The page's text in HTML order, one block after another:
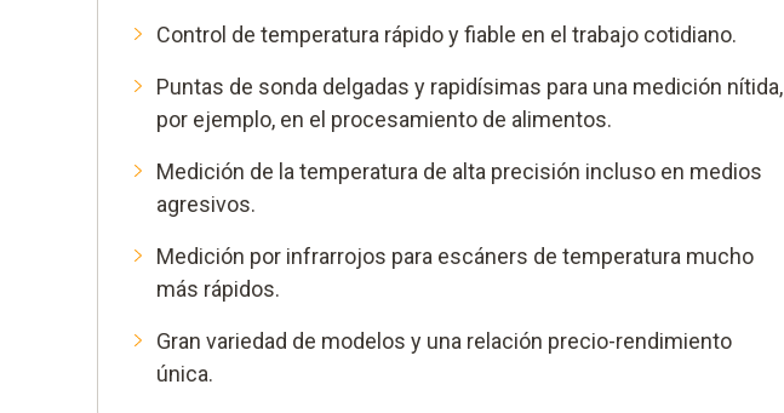
Control de temperatura rápido y fiable en el trabajo cotidiano.
Puntas de sonda delgadas y rapidísimas para una medición nítida,
por ejemplo, en el procesamiento de alimentos.
Medición de la temperatura de alta precisión incluso en medios
agresivos.
Medición por infrarrojos para escáners de temperatura mucho
más rápidos.
Gran variedad de modelos y una relación precio-rendimiento
única.